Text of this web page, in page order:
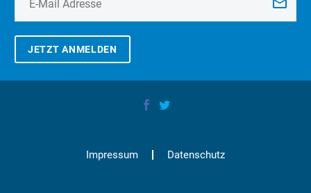
JETZT ANMELDEN
Impressum Datenschutz